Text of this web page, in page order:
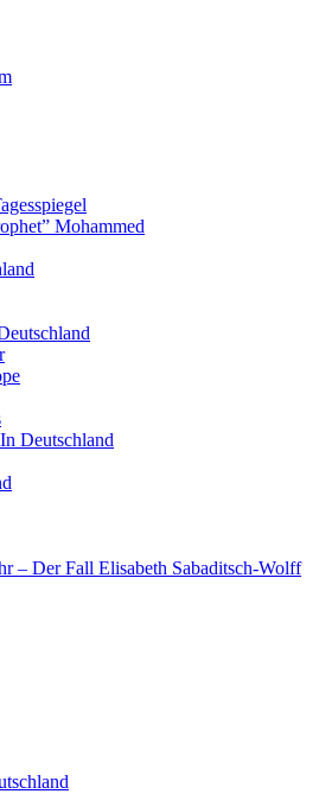
Mohammed
Deutschland
– Der Fall Elisabeth Sabaditsch-Wolff